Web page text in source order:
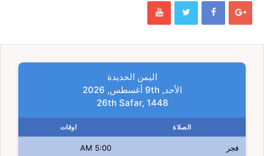
اليمن الحديدة
الأحد, 9th أغسطس, 2026
26th Safar, 1448
الصلاة اوقات
فجر 5:00 AM